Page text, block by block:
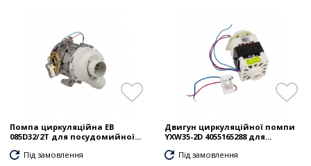
Помпа циркуляційна EB
085D32/2T для посудомийної...
Під замовлення
Двигун циркуляційної помпи
YXW35-2D 4055165288 для...
Під замовлення